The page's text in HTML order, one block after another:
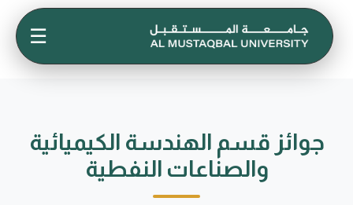
☰
جوائز قسم الهندسة الكيميائية
والصناعات النفطية